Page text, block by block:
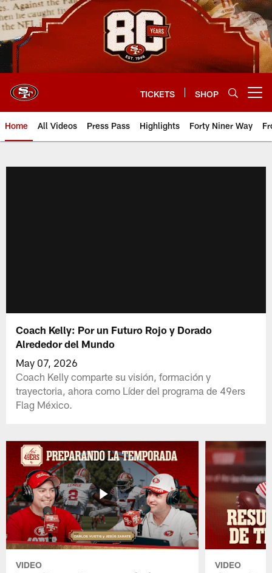
Skip
to
main
content
TICKETS SHOP
Home All Videos Press Pass Highlights Forty Niner Way
Coach Kelly: Por un Futuro Rojo y Dorado
Alrededor del Mundo
May 07, 2026
Coach Kelly comparte su visión, formación y
trayectoria, ahora como Líder del programa de 49ers
Flag México.
VIDEO VIDEO